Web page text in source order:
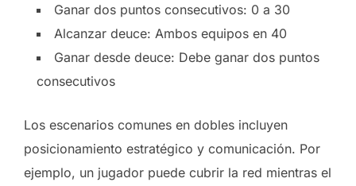
Ganar dos puntos consecutivos: 0 a 30
Alcanzar deuce: Ambos equipos en 40
Ganar desde deuce: Debe ganar dos puntos
consecutivos
Los escenarios comunes en dobles incluyen
posicionamiento estratégico y comunicación. Por
ejemplo, un jugador puede cubrir la red mientras el